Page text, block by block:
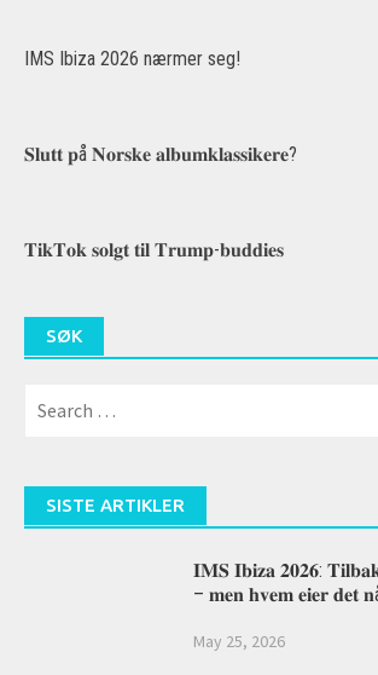
IMS Ibiza 2026 nærmer seg!
𝐒𝐥𝐮𝐭𝐭 𝐩å 𝐍𝐨𝐫𝐬𝐤𝐞 𝐚𝐥𝐛𝐮𝐦𝐤𝐥𝐚𝐬𝐬𝐢𝐤𝐞𝐫𝐞?
𝐓𝐢𝐤𝐓𝐨𝐤 𝐬𝐨𝐥𝐠𝐭 𝐭𝐢𝐥 𝐓𝐫𝐮𝐦𝐩-𝐛𝐮𝐝𝐝𝐢𝐞𝐬
SØK
for:
SISTE ARTIKLER
𝐈𝐌𝐒 𝐈𝐛𝐢𝐳𝐚 𝟐𝟎𝟐𝟔:
– 𝐦𝐞𝐧 𝐡𝐯𝐞𝐦 𝐞𝐢𝐞𝐫 𝐝𝐞𝐭
May 25, 2026